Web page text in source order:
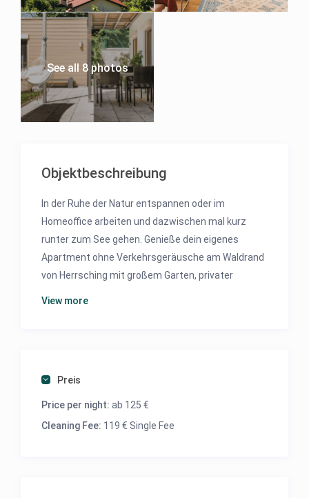
See all 8 photos
Objektbeschreibung
In der Ruhe der Natur entspannen oder im
Homeoffice arbeiten und dazwischen mal kurz
runter zum See gehen. Genieße dein eigenes
Apartment ohne Verkehrsgeräusche am Waldrand
von Herrsching mit großem Garten, privater
Herrsching
View more
Preis
Price per night: ab 125 €
Cleaning Fee: 119 € Single Fee